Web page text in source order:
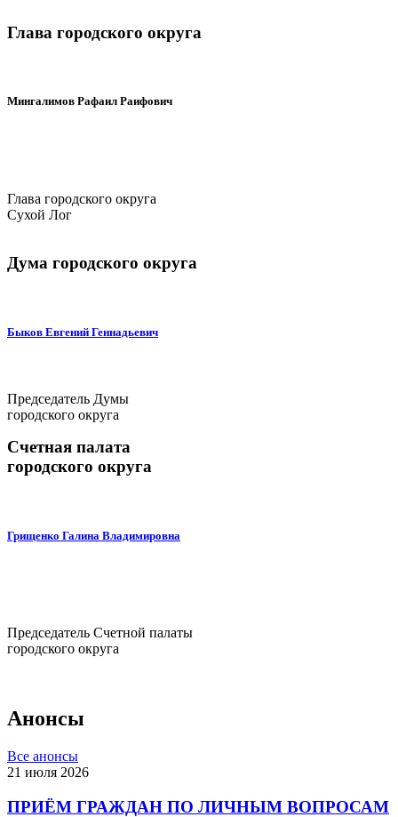
Глава городского округа
Мингалимов Рафаил Раифович
Глава городского округа
Сухой Лог
Дума городского округа
Быков Евгений Геннадьевич
Председатель Думы
городского округа
Счетная палата
городского округа
Грищенко Галина Владимировна
Председатель Счетной палаты
городского округа
Анонсы
Все анонсы
21 июля 2026
ПРИЁМ ГРАЖДАН ПО ЛИЧНЫМ ВОПРОСАМ